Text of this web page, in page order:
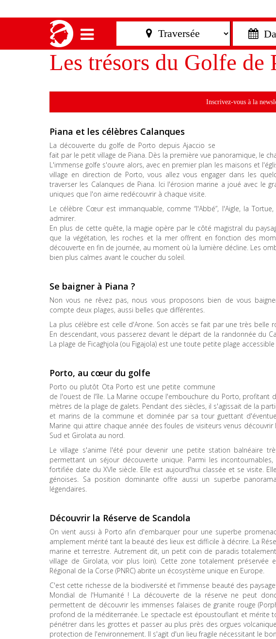

Les trésors du Golfe de
Inscrivez-vous à la
Piana et les célèbres Calanques
La découverte du golfe de Porto depuis Ajaccio se
fait par le petit village de Piana. Dès la première vue panoramique, le
L'immense golfe s'ouvre alors, avec en premier plan les maisons et
village en direction de Porto, vous allez vous engager dans les
traverser les Calanques de Piana. Ici l'érosion marine a joué avec le
uniques que l'on aime redécouvrir à chaque visite.
Le célèbre Cœur est immanquable, comme “l'Abbé”, l'Aigle, la
admirer.
En plus de cette quête, la magie opère par le côté magistral du
que la végétation, les roches et la mer offrent en fonction des
découverte en fin de journée, au moment où la lumière décline. Les
bien plus calmes avant le coucher du soleil.
Se baigner à Piana ?
Non vous ne rêvez pas, nous vous proposons bien de vous
compte deux plages, aussi belles que différentes.
La plus célèbre est celle d'Arone. Son accès se fait par une très
En descendant, vous passerez devant le départ de la randonnée du
La plage de Ficaghjola (ou Figajola) est une toute petite plage
Porto, au cœur du golfe
Porto ou plutôt Ota Porto est une petite commune
de l'ouest de l'île. La Marine occupe l'embouchure du Porto,
mètres de la plage de galets. Pendant des siècles, il s'agissait de la
et marins de la commune et dominée par sa tour guettant
Marine qui attire chaque année des foules de visiteurs venus
Sud et Girolata au nord.
Le village s'anime l'été pour devenir une petite station balnéaire
permettant un séjour découverte unique. Parmi les
fortifiée date du XVIe siècle. Elle est aujourd'hui classée et se visite.
génoises. Sa position dominante offre aussi un superbe
légendaires.
Découvrir la Réserve de Scandola
On vient aussi à Porto afin d'embarquer pour une superbe
amplement mérité tant la beauté des lieux est difficile à décrire. La
marine et terrestre. Autrement dit, un petit coin de paradis
village de Girolata, voir plus loin). Cette zone totalement
Régional de la Corse (PNRC) abrite un écosystème unique en Europe.
C'est cette richesse de la biodiversité et l'immense beauté des
Mondial de l'Humanité ! La découverte de la réserve ne peut
permettent de découvrir les immenses falaises de granite rouge
profond de la méditerranée. Le spectacle est époustouflant et mérite
pénétrer dans les grottes et passer au plus près des orgues
protection de l'environnement. Il s'agit d'un lieu fragile nécessitant le